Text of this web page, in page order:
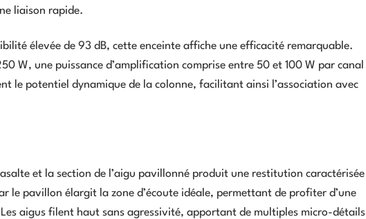
liaison rapide.
élevée de 93 dB, cette enceinte affiche une efficacité remarquable.
W, une puissance d’amplification comprise entre 50 et 100 W par canal
le potentiel dynamique de la colonne, facilitant ainsi l’association avec
et la section de l’aigu pavillonné produit une restitution caractérisée
le pavillon élargit la zone d’écoute idéale, permettant de profiter d’une
aigus filent haut sans agressivité, apportant de multiples micro-détails